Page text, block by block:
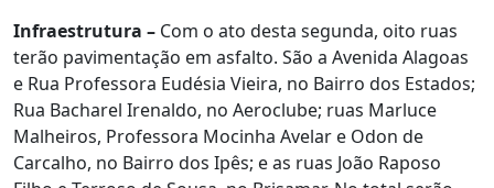
Infraestrutura – Com o ato desta segunda, oito ruas
terão pavimentação em asfalto. São a Avenida Alagoas
e Rua Professora Eudésia Vieira, no Bairro dos Estados;
Rua Bacharel Irenaldo, no Aeroclube; ruas Marluce
Malheiros, Professora Mocinha Avelar e Odon de
Carcalho, no Bairro dos Ipês; e as ruas João Raposo